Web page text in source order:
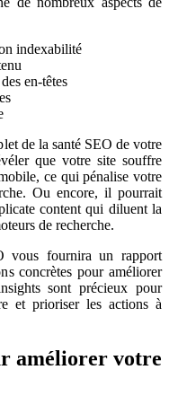
indexabilité
en-têtes
de la santé SEO de votre
que votre site souffre
ce qui pénalise votre
Ou encore, il pourrait
content qui diluent la
de recherche.
vous fournira un rapport
concrètes pour améliorer
sont précieux pour
et prioriser les actions à
améliorer votre